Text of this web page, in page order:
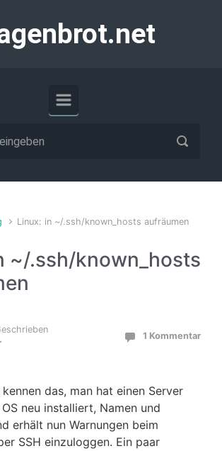
Linux: in ~/.ssh/known_hosts aufräumen
~/.ssh/known_hosts
1 Kommentar
das, man hat einen Server
neu installiert, Namen und
erhält nun Warnungen beim
SSH einzuloggen. Ein paar